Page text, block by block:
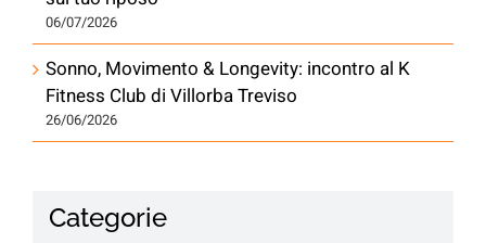
06/07/2026
Sonno, Movimento & Longevity: incontro al K
Fitness Club di Villorba Treviso
26/06/2026
Categorie